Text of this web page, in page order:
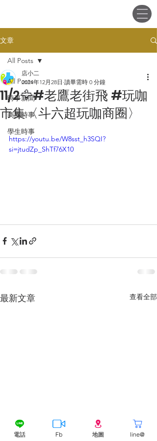
文章
All Posts
時事新聞
商圈時事
學生時事
All Posts
11/2🦅#老鷹老街飛 #玩咖
市集〈斗六超玩咖商圈〉
店小二
2024年12月28日 讀畢需時 0 分鐘
https://youtu.be/W8sst_h3SQI?
si=jtudZp_ShTf76X10
最新文章 查看全部
電話 Fb 地圖 line@